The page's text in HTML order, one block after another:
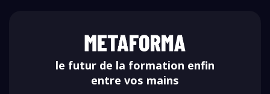
le futur de la formation enfin
entre vos mains